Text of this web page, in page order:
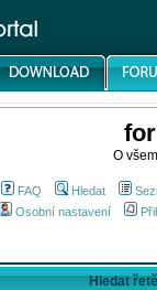
O
FAQ Hledat
Osobní nastavení
Hledat